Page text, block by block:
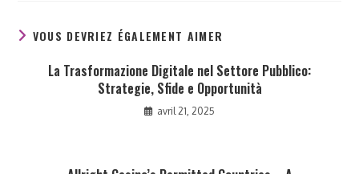
VOUS DEVRIEZ ÉGALEMENT AIMER
La Trasformazione Digitale nel Settore Pubblico:
Strategie, Sfide e Opportunità
avril 21, 2025